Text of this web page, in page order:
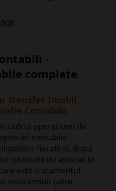
-
complete
Transfer Imobil
Contabila
cadrul operatiunii de
contabile
fiscale si, dupa
obtinute de asociat.In
este tratamentul
unui imobil catre